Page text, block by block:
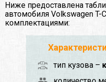
Ниже предоставлена
автомобиля Volkswagen
комплектациями:
тип кузова –